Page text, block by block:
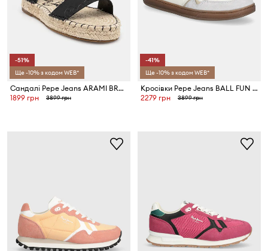
-51%
Ще -10% з кодом WEB*
Сандалі Pepe Jeans ARAMI BRAND
1899 грн
3899 грн
-41%
Ще -10% з кодом WEB*
Кросівки Pepe Jeans BALL FUN W
2279 грн
3899 грн